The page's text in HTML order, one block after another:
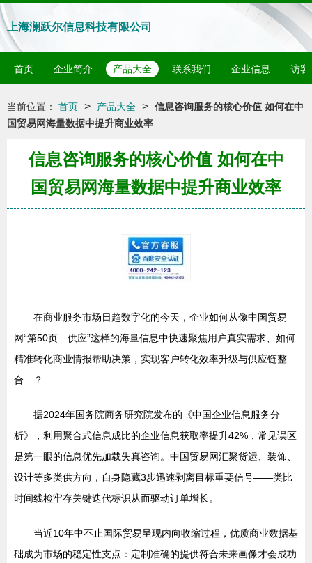
上海澜跃尔信息科技有限公司
首页 企业简介 产品大全 联系我们 企业信息 访客
当前位置： 首页 > 产品大全 > 信息咨询服务的核心价值 如何在中
国贸易网海量数据中提升商业效率
信息咨询服务的核心价值 如何在中
国贸易网海量数据中提升商业效率
在商业服务市场日趋数字化的今天，企业如何从像中国贸易
网“第50页—供应”这样的海量信息中快速聚焦用户真实需求、如何
精准转化商业情报帮助决策，实现客户转化效率升级与供应链整
合…？
据2024年国务院商务研究院发布的《中国企业信息服务分
析》，利用聚合式信息成比的企业信息获取率提升42%，常见误区
是第一眼的信息优先加载失真咨询。中国贸易网汇聚货运、装饰、
设计等多类供方向，自身隐藏3步迅速剥离目标重要信号——类比
时间线检牢存关键迭代标识从而驱动订单增长。
当近10年中不止国际贸易呈现内向收缩过程，优质商业数据基
础成为市场的稳定性支点：定制准确的提供符合未来画像才会成功